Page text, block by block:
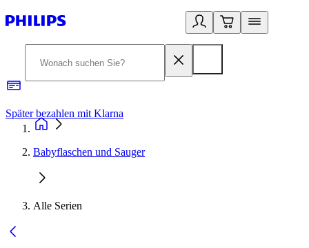
Später bezahlen mit Klarna
Babyflaschen und Sauger
Alle Serien